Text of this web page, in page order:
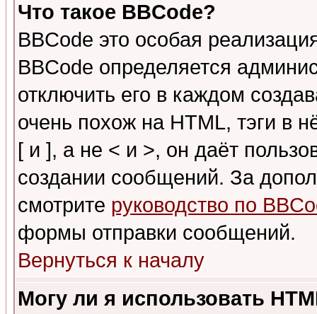
Что такое BBCode?
BBCode это особая
BBCode определяется
отключить его в каждом
очень похож на HTML, тэги в
[ и ], а не < и >, он даёт
создании сообщений. За
смотрите руководство по
формы отправки сообщений.
Вернуться к началу
Могу ли я использовать